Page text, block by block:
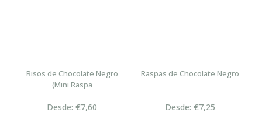
Risos de Chocolate Negro
(Mini Raspa
Desde: €7,60
Raspas de Chocolate Negro
Desde: €7,25